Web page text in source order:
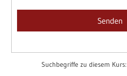
Suchbegriffe zu diesem Kurs: